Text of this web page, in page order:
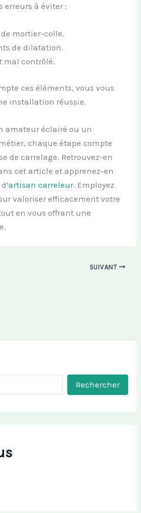
erreurs à éviter :
mortier-colle.
de dilatation.
mal contrôlé.
ces éléments, vous vous
installation réussie.
amateur éclairé ou un
chaque étape compte
de carrelage. Retrouvez-en
cet article et apprenez-en
artisan carreleur. Employez
valoriser efficacement votre
en vous offrant une
SUIVANT
Rechercher